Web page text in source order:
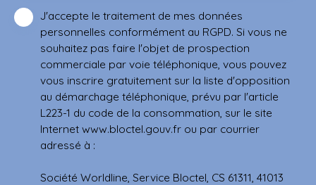
J'accepte le traitement de mes données
personnelles conformément au RGPD. Si vous ne
souhaitez pas faire l'objet de prospection
commerciale par voie téléphonique, vous pouvez
vous inscrire gratuitement sur la liste d'opposition
au démarchage téléphonique, prévu par l'article
L223-1 du code de la consommation, sur le site
Internet www.bloctel.gouv.fr ou par courrier
adressé à :
Société Worldline, Service Bloctel, CS 61311, 41013